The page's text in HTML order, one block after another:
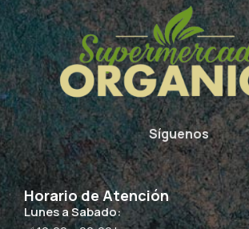
Síguenos
Horario de Atención
Lunes a Sabado: